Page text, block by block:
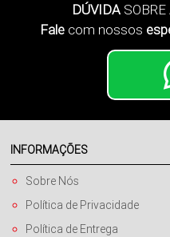
DÚVIDA
Falecom nossos
INFORMAÇÕES
Sobre Nós
Política de Privacidade
Política de Entrega